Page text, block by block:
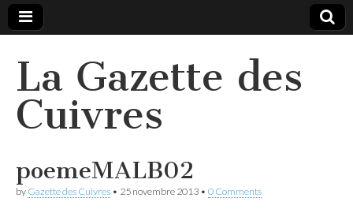
La Gazette des
Cuivres
poemeMALB02
by Gazette des Cuivres • 25 novembre 2013 • 0 Comments